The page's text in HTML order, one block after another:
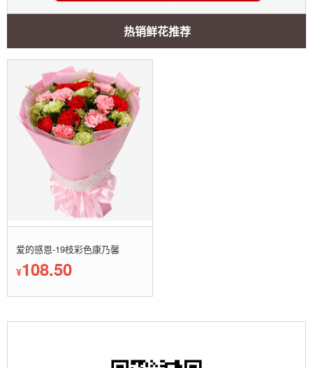
热销鲜花推荐
爱的感恩-19枝彩色康乃馨
¥108.50